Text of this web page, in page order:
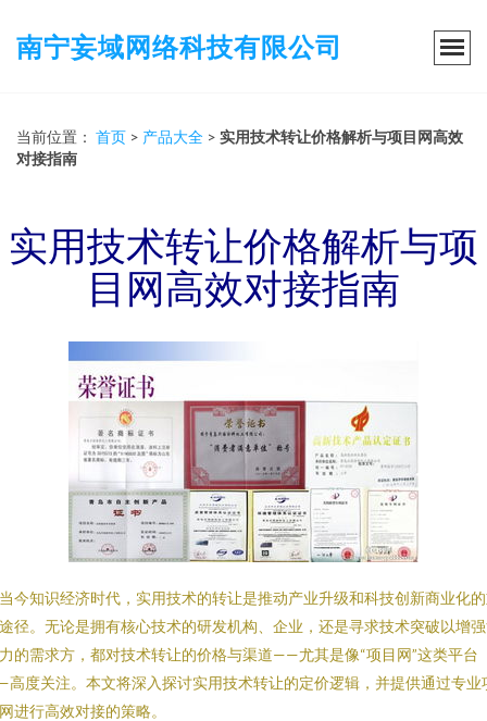
南宁妄域网络科技有限公司
当前位置： 首页 > 产品大全 > 实用技术转让价格解析与项目网高效
对接指南
实用技术转让价格解析与项
目网高效对接指南
今知识经济时代，实用技术的转让是推动产业升级和科技创新商业化
径。无论是拥有核心技术的研发机构、企业，还是寻求技术突破以增
的需求方，都对技术转让的价格与渠道——尤其是像“项目网”这类平台
度关注。本文将深入探讨实用技术转让的定价逻辑，并提供通过专业
进行高效对接的策略。